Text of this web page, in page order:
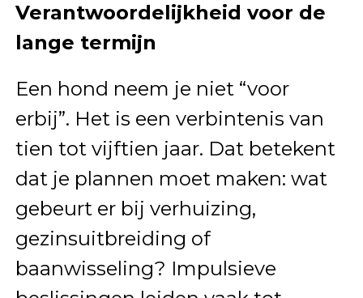
Verantwoordelijkheid voor de
lange termijn
Een hond neem je niet “voor
erbij”. Het is een verbintenis van
tien tot vijftien jaar. Dat betekent
dat je plannen moet maken: wat
gebeurt er bij verhuizing,
gezinsuitbreiding of
baanwisseling? Impulsieve